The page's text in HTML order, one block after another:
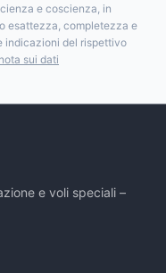
e coscienza, in
esattezza, completezza e
indicazioni del rispettivo
sui dati
e voli speciali –